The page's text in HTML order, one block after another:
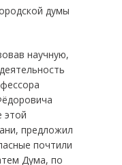
думы
научную,
этой
предложил
почтили
Дума, по